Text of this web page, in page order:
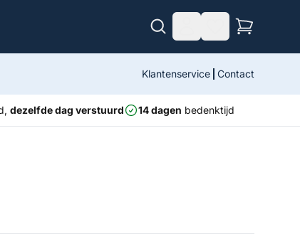
Klantenservice Contact
dezelfde dag verstuurd 14 dagen bedenktijd